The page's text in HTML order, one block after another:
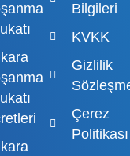
Bilgileri
KVKK
Gizlilik
Çerez
Politikası